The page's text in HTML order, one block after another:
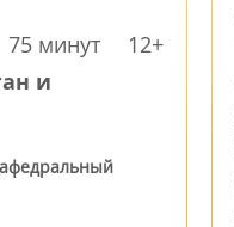
75 минут 12+
и